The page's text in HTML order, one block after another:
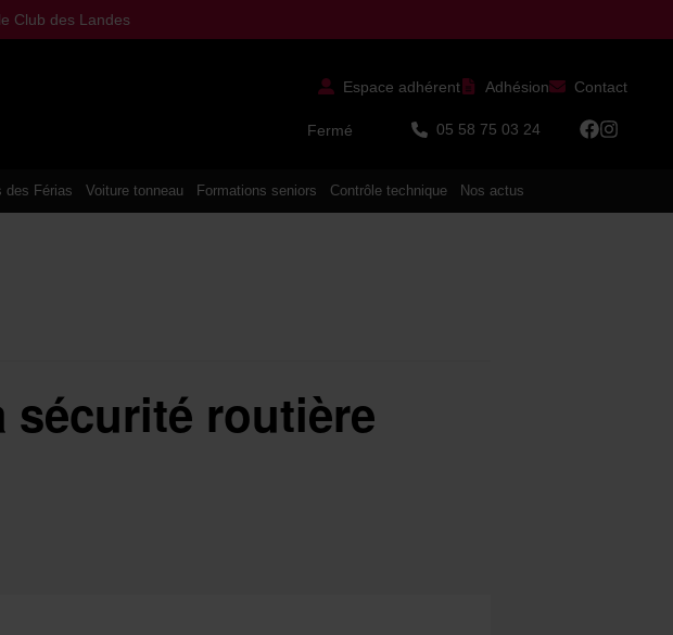
Club des Landes
Espace adhérent Adhésion Contact
Fermé 05 58 75 03 24
des Férias Voiture tonneau Formations seniors Contrôle technique Nos actus
sécurité routière